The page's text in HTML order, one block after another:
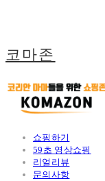
코마존
쇼핑하기
59초 영상쇼핑
리얼리뷰
문의사항